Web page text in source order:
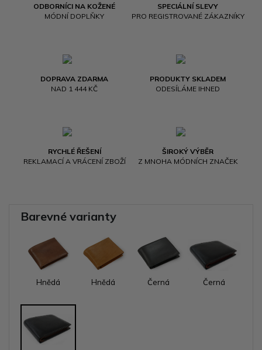
ODBORNÍCI NA KOŽENÉ
MÓDNÍ DOPLŇKY
SPECIÁLNÍ SLEVY
PRO REGISTROVANÉ ZÁKAZNÍKY
DOPRAVA ZDARMA
NAD 1 444 KČ
PRODUKTY SKLADEM
ODESÍLÁME IHNED
RYCHLÉ ŘEŠENÍ
REKLAMACÍ A VRÁCENÍ ZBOŽÍ
ŠIROKÝ VÝBĚR
Z MNOHA MÓDNÍCH ZNAČEK
Barevné varianty
Hnědá Hnědá Černá Černá